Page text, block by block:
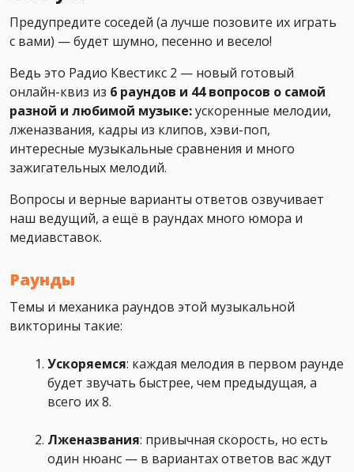
Предупредите соседей (а лучше позовите их играть
с вами) — будет шумно, песенно и весело!
Ведь это Радио Квестикс 2 — новый готовый
онлайн-квиз из 6 раундов и 44 вопросов о самой
разной и любимой музыке:ускоренные мелодии,
лженазвания, кадры из клипов, хэви-поп,
интересные музыкальные сравнения и много
зажигательных мелодий.
Вопросы и верные варианты ответов озвучивает
наш ведущий, а ещё в раундах много юмора и
медиавставок.
Раунды
Темы и механика раундов этой музыкальной
викторины такие:
Ускоряемся: каждая мелодия в первом раунде
будет звучать быстрее, чем предыдущая, а
всего их 8.
Лженазвания: привычная скорость, но есть
один нюанс — в вариантах ответов вас ждут